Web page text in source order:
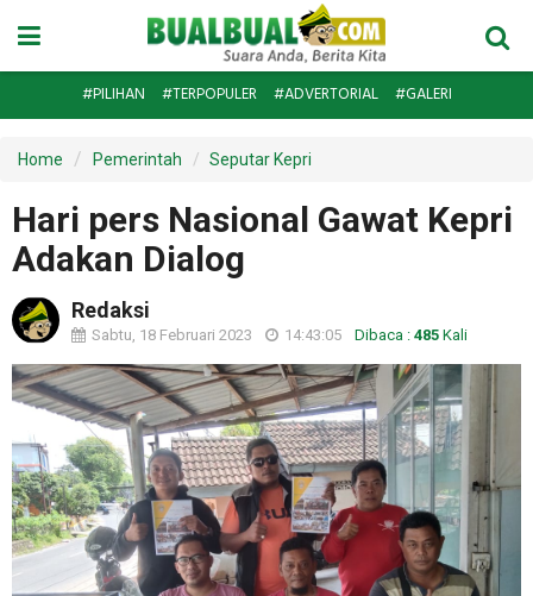
#PILIHAN #TERPOPULER #ADVERTORIAL #GALERI
Home Pemerintah Seputar Kepri
Hari pers Nasional Gawat Kepri
Adakan Dialog
Redaksi
Sabtu, 18 Februari 2023 14:43:05 Dibaca : 485 Kali